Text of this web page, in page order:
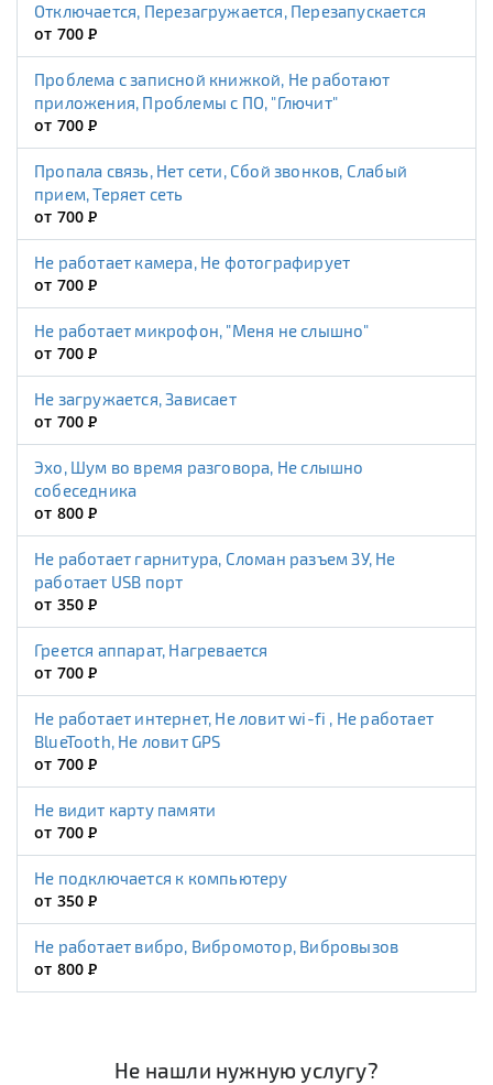
Отключается, Перезагружается, Перезапускается
от 700Р
Проблема с записной книжкой, Не работают
приложения, Проблемы с ПО, "Глючит"
от 700Р
Пропала связь, Нет сети, Сбой звонков, Слабый
прием, Теряет сеть
от 700Р
Не работает камера, Не фотографирует
от 700Р
Не работает микрофон, "Меня не слышно"
от 700Р
Не загружается, Зависает
от 700Р
Эхо, Шум во время разговора, Не слышно
собеседника
от 800Р
Не работает гарнитура, Сломан разъем ЗУ, Не
работает USB порт
от 350Р
Греется аппарат, Нагревается
от 700Р
Не работает интернет, Не ловит wi-fi , Не работает
BlueTooth, Не ловит GPS
от 700Р
Не видит карту памяти
от 700Р
Не подключается к компьютеру
от 350Р
Не работает вибро, Вибромотор, Вибровызов
от 800Р
Не нашли нужную услугу?